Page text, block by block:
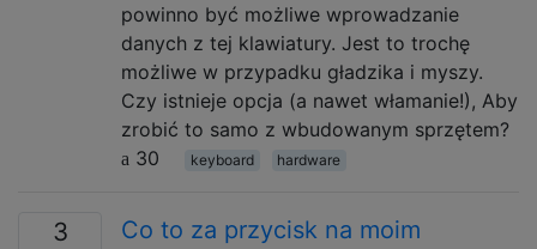
powinno być możliwe wprowadzanie
danych z tej klawiatury. Jest to trochę
możliwe w przypadku gładzika i myszy.
Czy istnieje opcja (a nawet włamanie!), Aby
zrobić to samo z wbudowanym sprzętem?
30
keyboard hardware
3
Co to za przycisk na moim